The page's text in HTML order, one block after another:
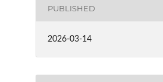
PUBLISHED
2026-03-14